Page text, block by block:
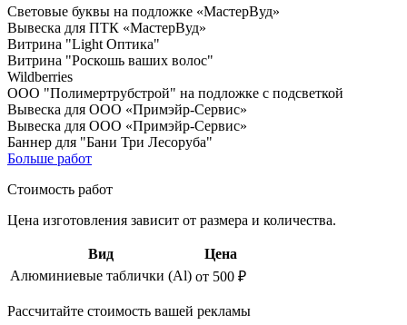
Световые буквы на подложке «МастерВуд»
Вывеска для ПТК «МастерВуд»
Витрина "Light Оптика"
Витрина "Роскошь ваших волос"
Wildberries
ООО "Полимертрубстрой" на подложке с подсветкой
Вывеска для ООО «Примэйр-Сервис»
Вывеска для ООО «Примэйр-Сервис»
Баннер для "Бани Три Лесоруба"
Больше работ
Стоимость работ
Цена изготовления зависит от размера и количества.
Вид
Цена
Алюминиевые таблички (Al) от 500 ₽
Рассчитайте стоимость вашей рекламы